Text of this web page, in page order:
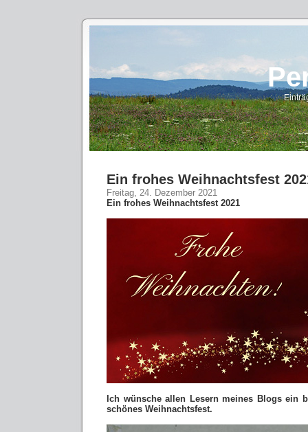
Ein frohes Weihnachtsfest
Freitag, 24. Dezember 2021
Ein frohes Weihnachtsfest 2021
Ich wünsche allen Lesern meines Blogs ein
schönes Weihnachtsfest.